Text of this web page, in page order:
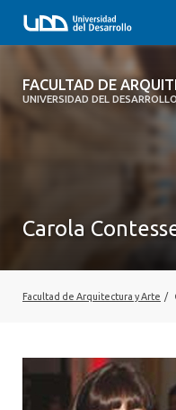
FACULTAD DE
UNIVERSIDAD DEL
FACULTAD DE
VINCULACIÓN CON EL MEDIO
Carola
Facultad de Arquitectura y Arte /